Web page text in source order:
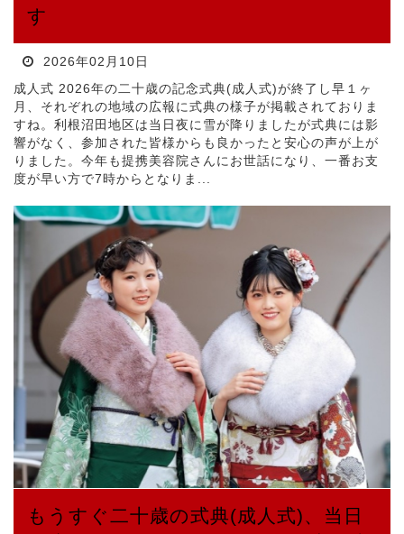
す
2026年02月10日
成人式 2026年の二十歳の記念式典(成人式)が終了し早１ヶ
月、それぞれの地域の広報に式典の様子が掲載されておりま
すね。利根沼田地区は当日夜に雪が降りましたが式典には影
響がなく、参加された皆様からも良かったと安心の声が上が
りました。今年も提携美容院さんにお世話になり、一番お支
度が早い方で7時からとなりま...
もうすぐ二十歳の式典(成人式)、当日